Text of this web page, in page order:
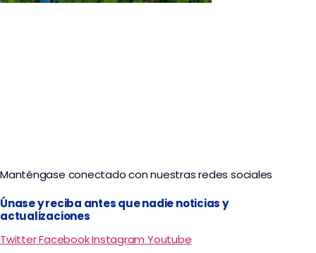
Manténgase conectado con nuestras redes sociales
Únase y reciba antes que nadie noticias y
actualizaciones
TwitterFacebookInstagram Youtube